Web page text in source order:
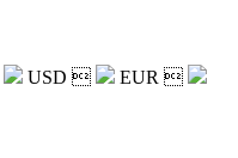
USD  EUR 